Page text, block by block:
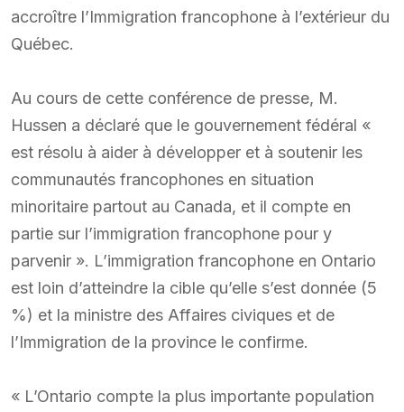
accroître l’Immigration francophone à l’extérieur du
Québec.
Au cours de cette conférence de presse, M.
Hussen a déclaré que le gouvernement fédéral «
est résolu à aider à développer et à soutenir les
communautés francophones en situation
minoritaire partout au Canada, et il compte en
partie sur l’immigration francophone pour y
parvenir ». L’immigration francophone en Ontario
est loin d’atteindre la cible qu’elle s’est donnée (5
%) et la ministre des Affaires civiques et de
l’Immigration de la province le confirme.
« L’Ontario compte la plus importante population